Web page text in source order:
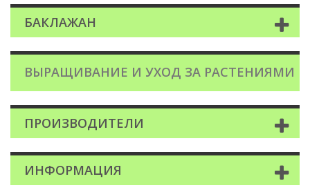
БАКЛАЖАН
ВЫРАЩИВАНИЕ И УХОД ЗА РАСТЕНИЯМИ
ПРОИЗВОДИТЕЛИ
ИНФОРМАЦИЯ